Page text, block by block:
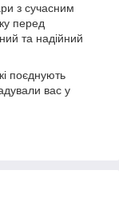
з сучасним
перед
та надійний
поєднують
вас у